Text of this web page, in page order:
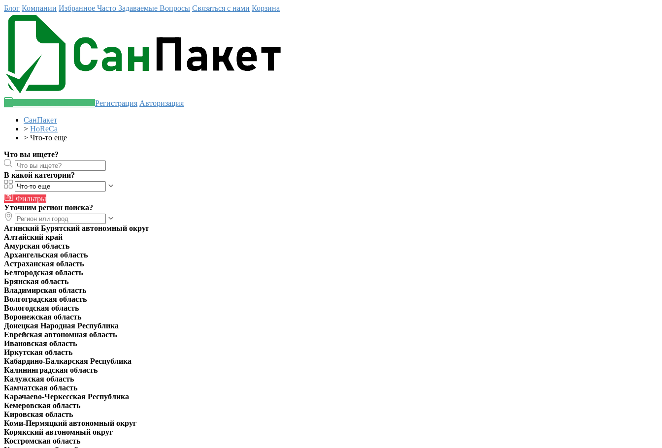
Блог Компании Избранное Часто Задаваемые Вопросы Связаться с нами Корзина
Регистрация Авторизация
СанПакет
> HoReCa
> Что-то еще
Что вы ищете?
В какой категории?
Фильтры
Уточним регион поиска?
Агинский Бурятский автономный округ
Алтайский край
Амурская область
Архангельская область
Астраханская область
Белгородская область
Брянская область
Владимирская область
Волгоградская область
Вологодская область
Воронежская область
Донецкая Народная Республика
Еврейская автономная область
Ивановская область
Иркутская область
Кабардино-Балкарская Республика
Калининградская область
Калужская область
Камчатская область
Карачаево-Черкесская Республика
Кемеровская область
Кировская область
Коми-Пермяцкий автономный округ
Корякский автономный округ
Костромская область